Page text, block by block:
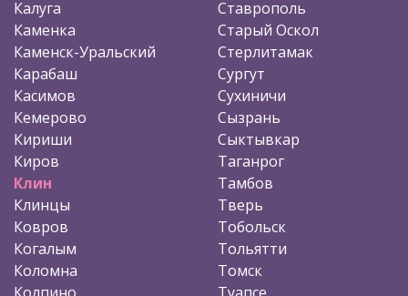
Калуга
Каменка
Каменск-Уральский
Карабаш
Касимов
Кемерово
Кириши
Киров
Клин
Клинцы
Ковров
Когалым
Коломна
Колпино
Ставрополь
Старый Оскол
Стерлитамак
Сургут
Сухиничи
Сызрань
Сыктывкар
Таганрог
Тамбов
Тверь
Тобольск
Тольятти
Томск
Туапсе